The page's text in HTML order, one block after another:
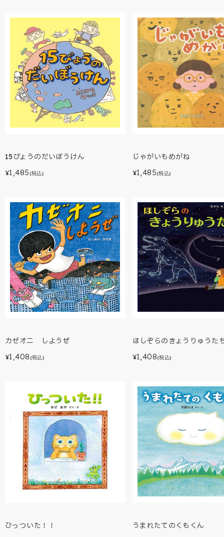
15びょうのだいぼうけん
¥1,485 (税込)
じゃがいもめがね
¥1,485(税込)
カゼオニ しようぜ
¥1,408 (税込)
ほしぞらのきょうりゅうた
¥1,408(税込)
ひっついた！！ うまれたてのくもくん